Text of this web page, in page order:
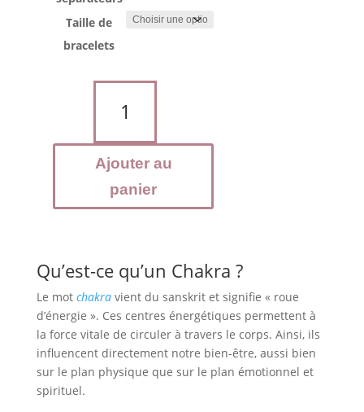
Taille de
bracelets
Chakra
Cœur
Tourmaline,
rose
Ajouter au
panier
Qu’est-ce qu’un Chakra ?
Le mot chakravient du sanskrit et signifie « roue
d’énergie ». Ces centres énergétiques permettent à
la force vitale de circuler à travers le corps. Ainsi, ils
influencent directement notre bien-être, aussi bien
sur le plan physique que sur le plan émotionnel et
spirituel.